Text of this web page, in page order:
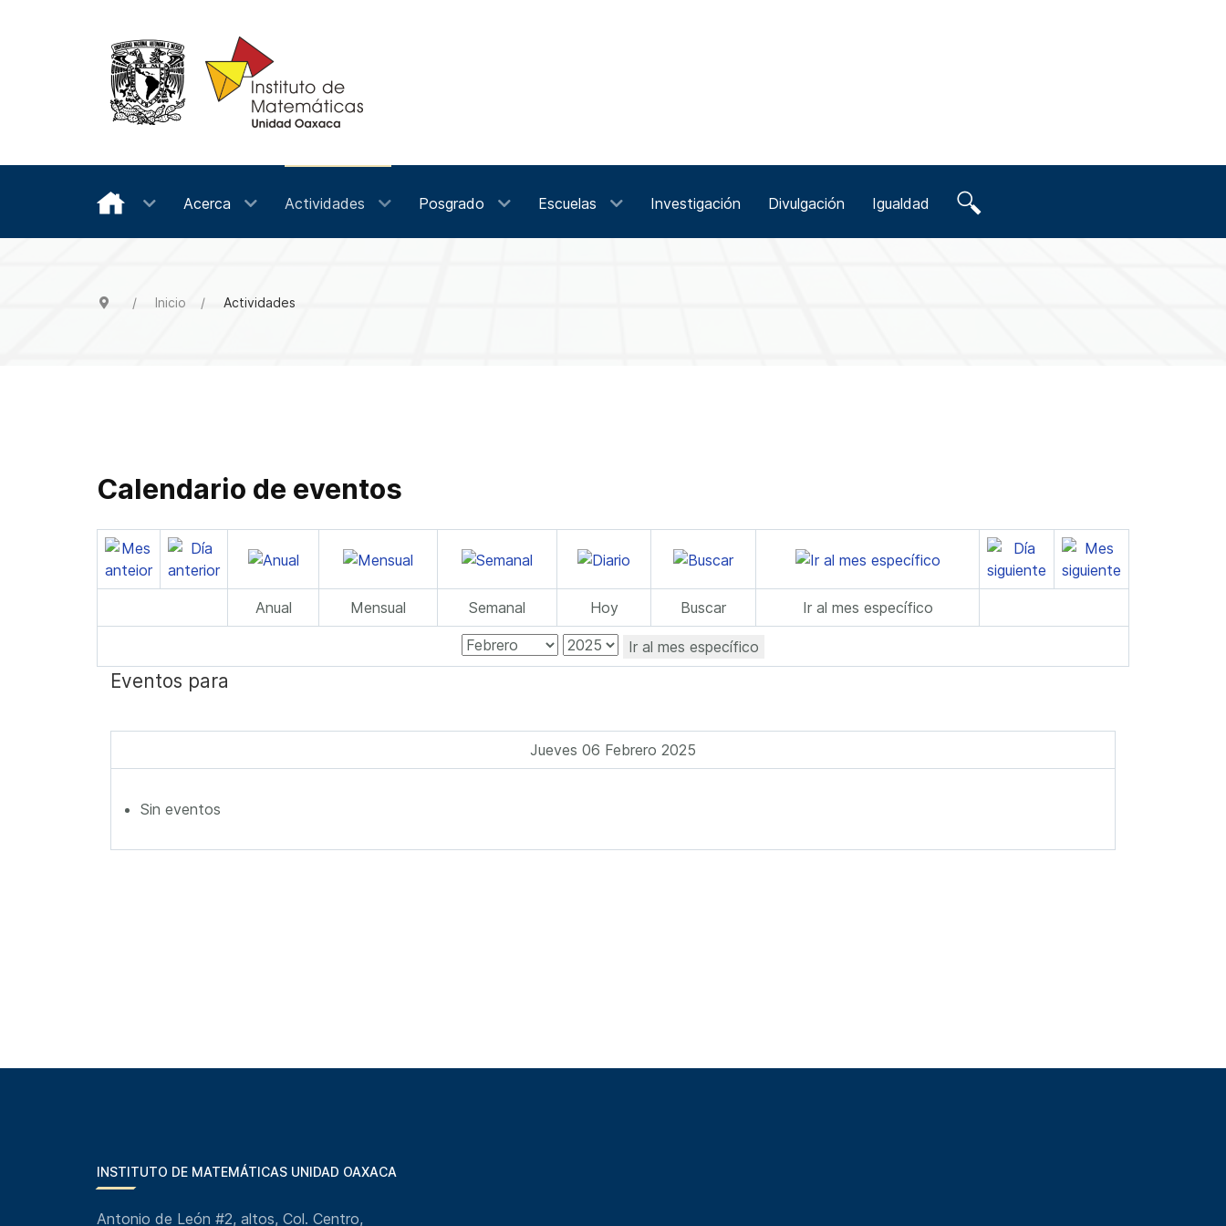
Acerca Actividades Posgrado Escuelas Investigación Divulgación Igualdad
Inicio Actividades
Calendario de eventos
Anual Mensual Semanal Hoy Buscar Ir al mes específico
Ir al mes específico
Eventos para
Jueves 06 Febrero 2025
Sin eventos
INSTITUTO DE MATEMÁTICAS UNIDAD OAXACA
Antonio de León #2, altos, Col. Centro,